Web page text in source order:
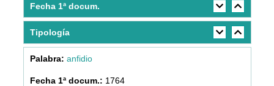
Fecha 1ª docum.
Tipología
anfidio
1764